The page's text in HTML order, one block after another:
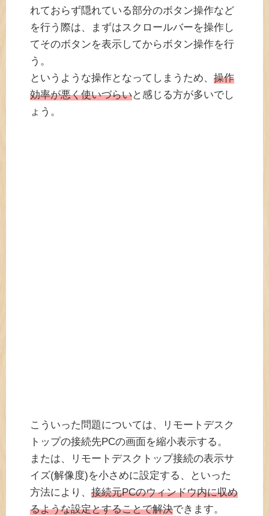
れておらず隠れている部分のボタン操作など
を行う際は、まずはスクロールバーを操作し
てそのボタンを表示してからボタン操作を行
う。
というような操作となってしまうため、 操作
効率が悪く使いづらいと感じる方が多いでし
ょう。
こういった問題については、リモートデスク
トップの接続先PCの画面を縮小表示する。
または、リモートデスクトップ接続の表示サ
イズ(解像度)を小さめに設定する、といった
方法により、 接続元PCのウィンドウ内に収め
るような設定とすることで解決できます。